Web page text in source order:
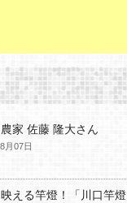
農家 佐藤 隆大さん
月07日
える竿燈！「川口竿燈